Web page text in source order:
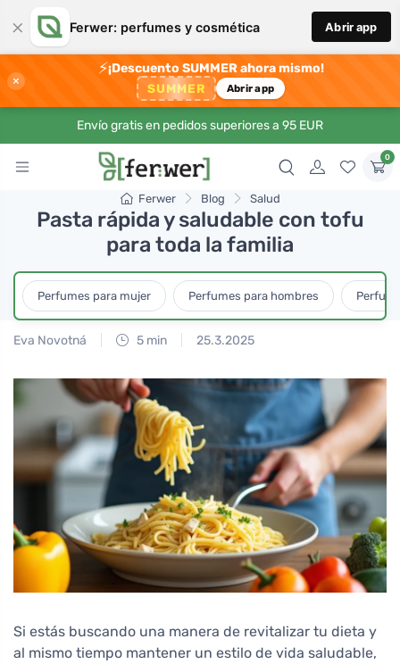
× Ferwer: perfumes y cosmética Abrir app
×
⚡¡Descuento SUMMER ahora mismo!
SUMMER Abrir app
Envío gratis en pedidos superiores a 95 EUR
0
Ferwer Blog Salud
Pasta rápida y saludable con tofu
para toda la familia
Perfumes para mujer Perfumes para hombres
Eva Novotná 5 min 25.3.2025
Si estás buscando una manera de revitalizar tu dieta y
al mismo tiempo mantener un estilo de vida saludable,